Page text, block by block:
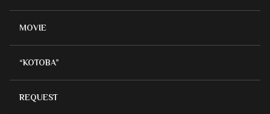
MOVIE
“KOTOBA”
REQUEST